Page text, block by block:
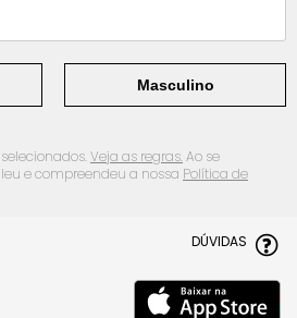
Masculino
Veja as regras.Ao se
e compreendeu a nossa Política de
DÚVIDAS